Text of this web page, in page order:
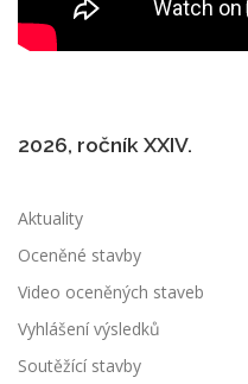
2026, ročník XXIV.
Aktuality
Oceněné stavby
Video oceněných staveb
Vyhlášení výsledků
Soutěžící stavby